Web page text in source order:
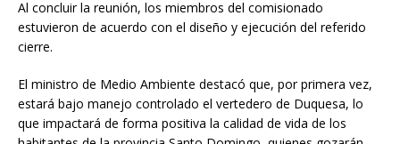
Al concluir la reunión, los miembros del comisionado
estuvieron de acuerdo con el diseño y ejecución del referido
cierre.
El ministro de Medio Ambiente destacó que, por primera vez,
estará bajo manejo controlado el vertedero de Duquesa, lo
que impactará de forma positiva la calidad de vida de los